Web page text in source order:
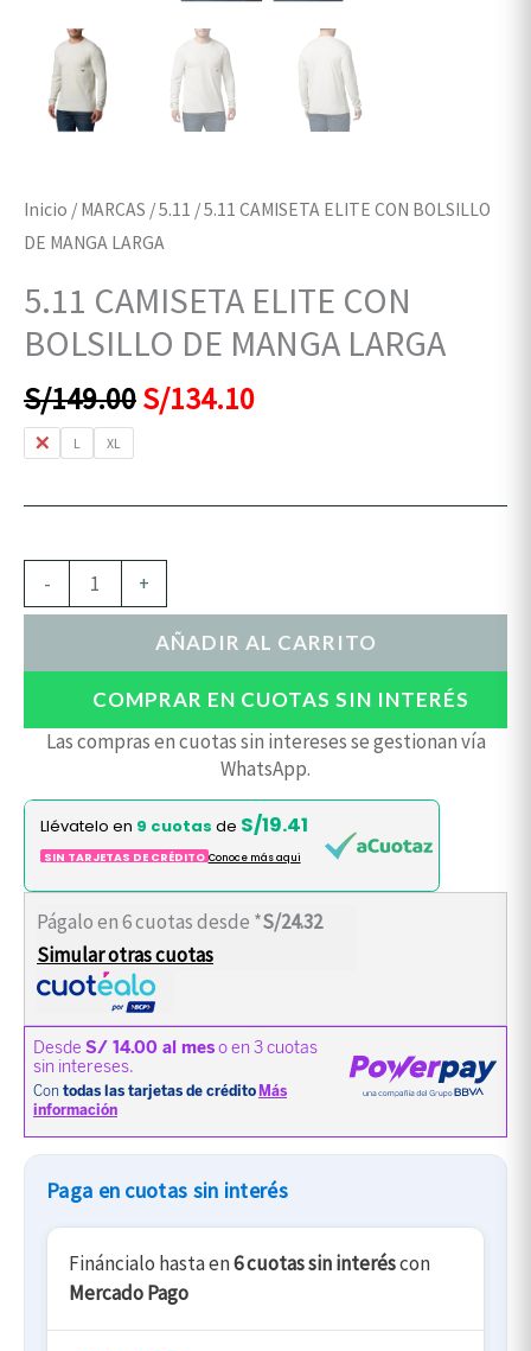
Inicio / MARCAS /5.11 / 5.11 CAMISETA ELITE CON BOLSILLO
DE MANGA LARGA
5.11 CAMISETA ELITE CON
BOLSILLO DE MANGA LARGA
S/149.00S/134.10
M L XL
- +
AÑADIR AL CARRITO
COMPRAR EN CUOTAS SIN INTERÉS
Las compras en cuotas sin intereses se gestionan vía
WhatsApp.
Llévatelo en 9 cuotas de S/19.41
SIN TARJETAS DE CRÉDITO Conoce más aqui
Págalo en 6 cuotas desde *S/24.32
Simular otras cuotas
Paga en cuotas sin interés
Fináncialo hasta en6 cuotas sin interéscon
Mercado Pago